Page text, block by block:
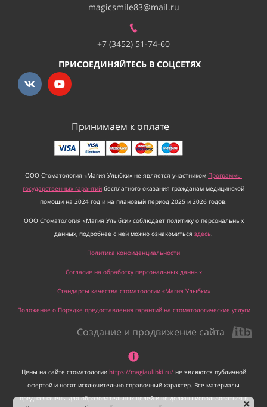
magicsmile83@mail.ru
+7 (3452) 51-74-60
ПРИСОЕДИНЯЙТЕСЬ В СОЦСЕТЯХ
Принимаем к оплате
ООО Стоматология «Магия Улыбки» не является участником Программы
государственных гарантий бесплатного оказания гражданам медицинской
помощи на 2024 год и на плановый период 2025 и 2026 годов.
ООО Стоматология «Магия Улыбки» соблюдает политику о персональных
данных, подробнее с ней можно ознакомиться здесь.
Политика конфиденциальности
Согласие на обработку персональных данных
Стандарты качества стоматологии «Магия Улыбки»
Положение о Порядке предоставления гарантий на стоматологические услуги
Создание и продвижение сайта
Цены на сайте стоматологии https://magiaulibki.ru/не являются публичной
офертой и носят исключительно справочный характер. Все материалы
предназначены для образовательных целей и не должны использоваться в